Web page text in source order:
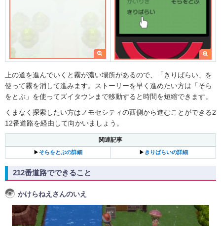
上の道を進んでいくと霧が濃い場所があるので、「きりばらい」を
使って霧を消して進みます。ストーリーを早く進めたい方は「そら
をとぶ」を使ってズイタウンまで移動すると時間を短縮できます。
くまなく探索したい方はノモセシティの西側から進むことができる2
12番道路を経由して向かいましょう。
関連記事
▶︎ そらをとぶの詳細 ▶︎ きりばらいの詳細
212番道路でできること
かけらねえさんのいえ